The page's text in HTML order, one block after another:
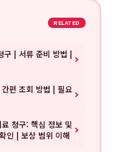
RELATED
구 | 서류 준비 방법 |
편 조회 방법 | 필요
청구: 핵심 정보 및
인 | 보상 범위 이해